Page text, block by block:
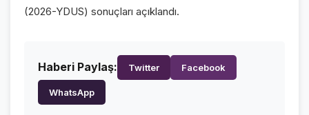
(2026-YDUS) sonuçları açıklandı.
Haberi Paylaş: Twitter Facebook
WhatsApp